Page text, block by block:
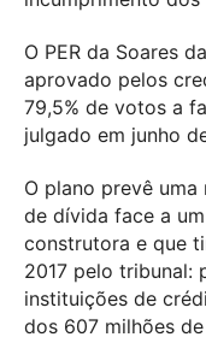
O PER da Soares
aprovado pelos
79,5% de votos a
julgado em junho
O plano prevê
de dívida face a
construtora e que
2017 pelo tribunal:
instituições de
dos 607 milhões